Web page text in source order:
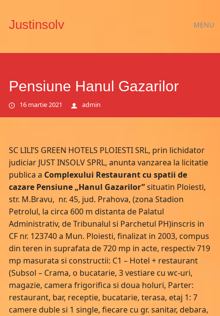
Justinsolv MENU
Pensiune Hanul Gazarilor
16 martie 2021 admin
SC LILI’S GREEN HOTELS PLOIESTI SRL, prin lichidator
judiciar JUST INSOLV SPRL, anunta vanzarea la licitatie
publica a Complexului Restaurant cu spatii de
cazare Pensiune „Hanul Gazarilor”situatin Ploiesti,
str. M.Bravu, nr. 45, jud. Prahova, (zona Stadion
Petrolul, la circa 600 m distanta de Palatul
Administrativ, de Tribunalul si Parchetul PH)inscris in
CF nr. 123740 a Mun. Ploiesti, finalizat in 2003, compus
din teren in suprafata de 720 mp in acte, respectiv 719
mp masurata si constructii: C1 – Hotel + restaurant
(Subsol – Crama, o bucatarie, 3 vestiare cu wc-uri,
magazie, camera frigorifica si doua holuri, Parter:
restaurant, bar, receptie, bucatarie, terasa, etaj 1: 7
camere duble si 1 single, fiecare cu gr. sanitar, debara,